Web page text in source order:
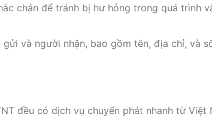
chắn để tránh bị hư hỏng trong quá trình
và người nhận, bao gồm tên, địa chỉ, và
đều có dịch vụ chuyển phát nhanh từ Việt